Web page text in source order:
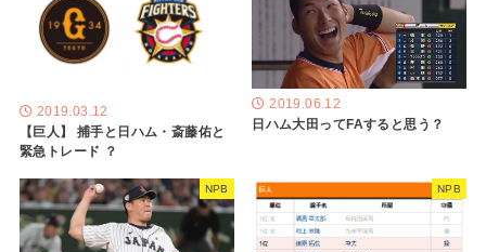
2019.03.12
【巨人】 捕手と日ハム・斎藤佑と
緊急トレード ？
2019.06.12
日ハム大田ってFAすると思う？
NPB NPB